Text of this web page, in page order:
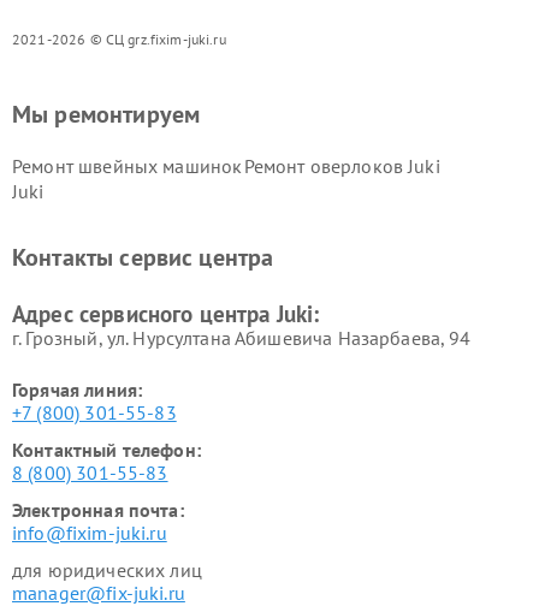
2021-2026 © СЦ grz.fixim-juki.ru
Мы ремонтируем
Ремонт швейных машинок
Juki
Ремонт оверлоков Juki
Контакты сервис центра
Адрес сервисного центра Juki:
г. Грозный, ул. Нурсултана Абишевича Назарбаева, 94
Горячая линия:
+7 (800) 301-55-83
Контактный телефон:
8 (800) 301-55-83
Электронная почта:
info@fixim-juki.ru
для юридических лиц
manager@fix-juki.ru